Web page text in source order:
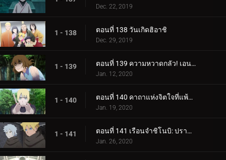
Dec. 22, 2019
1 - 138 ตอนที่ 138 วันเกิดฮิอาชิ
Dec. 29, 2019
1 - 139 ตอนที่ 139 ความหวาดกลัว! เอนโกะ โอนิคุมะ!
Jan. 12, 2020
1 - 140 ตอนที่ 140 คาถาแห่งจิตใจที่แพ้มันฝรั่งทอด
Jan. 19, 2020
1 - 141 ตอนที่ 141 เรือนจำชิโนบิ: ปราสาทโฮซึกิ
Jan. 26, 2020